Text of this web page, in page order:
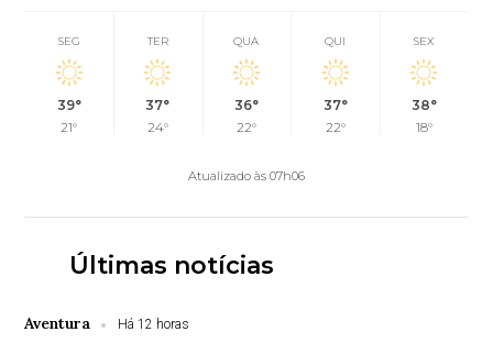
SEG
39°
21°
TER
37°
24°
QUA
36°
22°
QUI
37°
22°
SEX
38°
18°
Atualizado às 07h06
Últimas notícias
Aventura Há 12 horas